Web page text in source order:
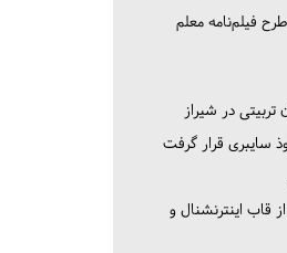
فیلم‌نامه معلم
در شیراز
سایبری قرار گرفت
قاب اینترنشنال و